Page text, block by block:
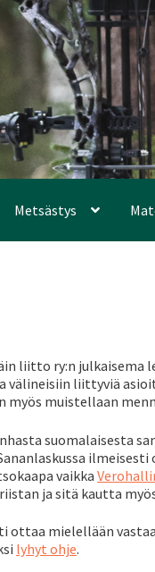
Metsästys
liitto ry:n julkaisema
liittyviä
myös muistellaan
suomalaisesta
vaikka
ja sitä kautta
ottaa mielellään
lyhyt ohje.